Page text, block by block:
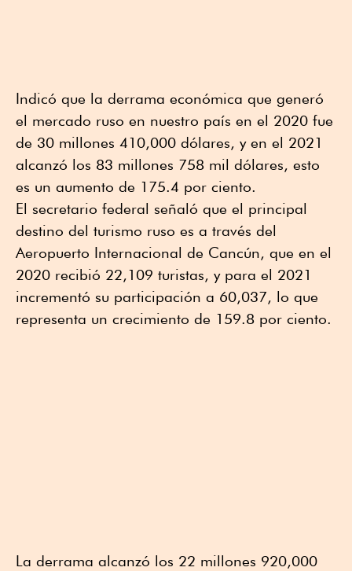
Indicó que la derrama económica que generó
el mercado ruso en nuestro país en el 2020 fue
de 30 millones 410,000 dólares, y en el 2021
alcanzó los 83 millones 758 mil dólares, esto
es un aumento de 175.4 por ciento.
El secretario federal señaló que el principal
destino del turismo ruso es a través del
Aeropuerto Internacional de Cancún, que en el
2020 recibió 22,109 turistas, y para el 2021
incrementó su participación a 60,037, lo que
representa un crecimiento de 159.8 por ciento.
La derrama alcanzó los 22 millones 920,000